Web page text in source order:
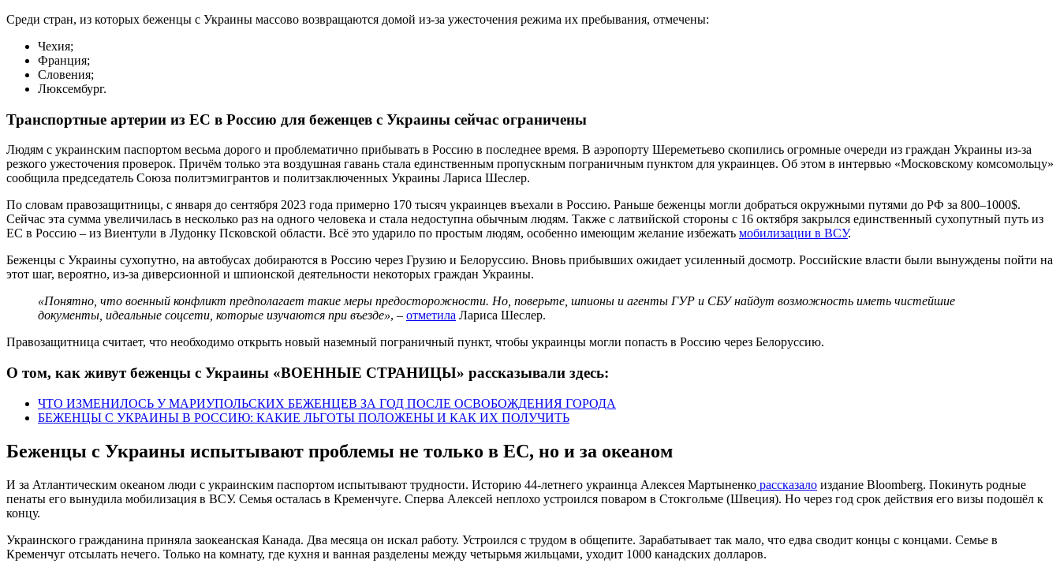
Среди стран, из которых беженцы с Украины массово возвращаются домой из-за ужесточения режима их пребывания, отмечены:
Чехия;
Франция;
Словения;
Люксембург.
Транспортные артерии из ЕС в Россию для беженцев с Украины сейчас ограничены
Людям с украинским паспортом весьма дорого и проблематично прибывать в Россию в последнее время. В аэропорту Шереметьево скопились огромные очереди из граждан Украины из-за
резкого ужесточения проверок. Причём только эта воздушная гавань стала единственным пропускным пограничным пунктом для украинцев. Об этом в интервью «Московскому комсомольцу»
сообщила председатель Союза политэмигрантов и политзаключенных Украины Лариса Шеслер.
По словам правозащитницы, с января до сентября 2023 года примерно 170 тысяч украинцев въехали в Россию. Раньше беженцы могли добраться окружными путями до РФ за 800–1000$.
Сейчас эта сумма увеличилась в несколько раз на одного человека и стала недоступна обычным людям. Также с латвийской стороны с 16 октября закрылся единственный сухопутный путь из
ЕС в Россию – из Виентули в Лудонку Псковской области. Всё это ударило по простым людям, особенно имеющим желание избежать мобилизации в ВСУ.
Беженцы с Украины сухопутно, на автобусах добираются в Россию через Грузию и Белоруссию. Вновь прибывших ожидает усиленный досмотр. Российские власти были вынуждены пойти на
этот шаг, вероятно, из-за диверсионной и шпионской деятельности некоторых граждан Украины.
«Понятно, что военный конфликт предполагает такие меры предосторожности. Но, поверьте, шпионы и агенты ГУР и СБУ найдут возможность иметь чистейшие
документы, идеальные соцсети, которые изучаются при въезде», – отметила Лариса Шеслер.
Правозащитница считает, что необходимо открыть новый наземный пограничный пункт, чтобы украинцы могли попасть в Россию через Белоруссию.
О том, как живут беженцы с Украины «ВОЕННЫЕ СТРАНИЦЫ» рассказывали здесь:
ЧТО ИЗМЕНИЛОСЬ У МАРИУПОЛЬСКИХ БЕЖЕНЦЕВ ЗА ГОД ПОСЛЕ ОСВОБОЖДЕНИЯ ГОРОДА
БЕЖЕНЦЫ С УКРАИНЫ В РОССИЮ: КАКИЕ ЛЬГОТЫ ПОЛОЖЕНЫ И КАК ИХ ПОЛУЧИТЬ
Беженцы с Украины испытывают проблемы не только в ЕС, но и за океаном
И за Атлантическим океаном люди с украинским паспортом испытывают трудности. Историю 44-летнего украинца Алексея Мартыненко рассказало издание Bloomberg. Покинуть родные
пенаты его вынудила мобилизация в ВСУ. Семья осталась в Кременчуге. Сперва Алексей неплохо устроился поваром в Стокгольме (Швеция). Но через год срок действия его визы подошёл к
концу.
Украинского гражданина приняла заокеанская Канада. Два месяца он искал работу. Устроился с трудом в общепите. Зарабатывает так мало, что едва сводит концы с концами. Семье в
Кременчуг отсылать нечего. Только на комнату, где кухня и ванная разделены между четырьмя жильцами, уходит 1000 канадских долларов.